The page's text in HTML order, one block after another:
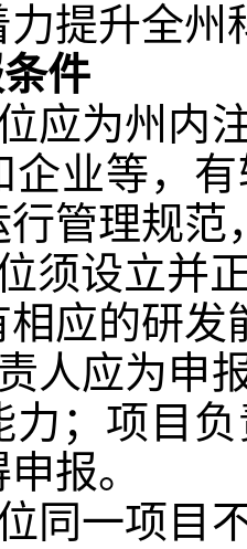
提升全州
件
应为州内
企业等，
管理规范
须设立并
应的研发
人应为申
力；项目
报。
同一项目